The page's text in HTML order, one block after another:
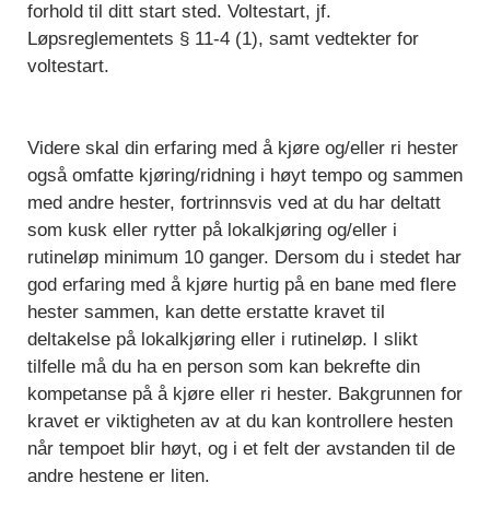
forhold til ditt start sted. Voltestart, jf.
Løpsreglementets § 11-4 (1), samt vedtekter for
voltestart.
Videre skal din erfaring med å kjøre og/eller ri hester
også omfatte kjøring/ridning i høyt tempo og sammen
med andre hester, fortrinnsvis ved at du har deltatt
som kusk eller rytter på lokalkjøring og/eller i
rutineløp minimum 10 ganger. Dersom du i stedet har
god erfaring med å kjøre hurtig på en bane med flere
hester sammen, kan dette erstatte kravet til
deltakelse på lokalkjøring eller i rutineløp. I slikt
tilfelle må du ha en person som kan bekrefte din
kompetanse på å kjøre eller ri hester. Bakgrunnen for
kravet er viktigheten av at du kan kontrollere hesten
når tempoet blir høyt, og i et felt der avstanden til de
andre hestene er liten.